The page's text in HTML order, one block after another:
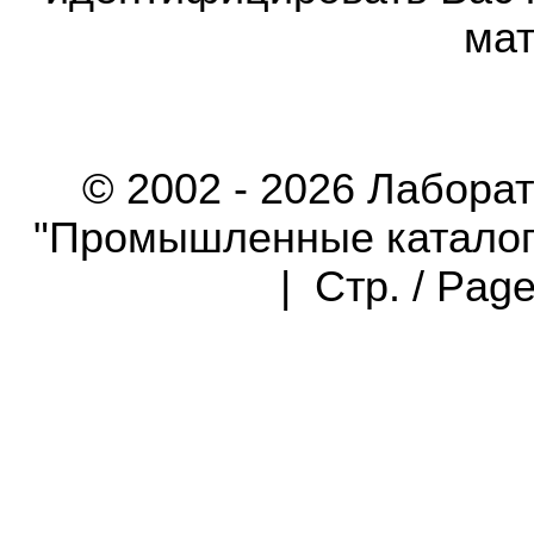
© 2002 - 2026
"Промышленные
| Стр. /